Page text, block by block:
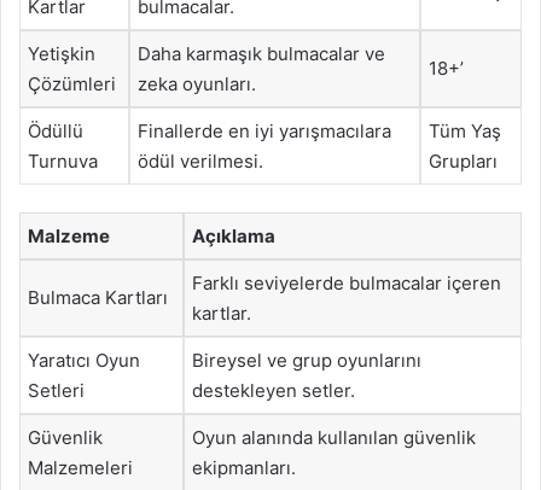
Kartlar
bulmacalar.
Yetişkin
Çözümleri
Daha karmaşık bulmacalar ve
zeka oyunları.
18+’
Ödüllü
Turnuva
Finallerde en iyi yarışmacılara
ödül verilmesi.
Tüm Yaş
Grupları
Malzeme Açıklama
Bulmaca Kartları
Farklı seviyelerde bulmacalar içeren
kartlar.
Yaratıcı Oyun
Setleri
Bireysel ve grup oyunlarını
destekleyen setler.
Güvenlik
Malzemeleri
Oyun alanında kullanılan güvenlik
ekipmanları.